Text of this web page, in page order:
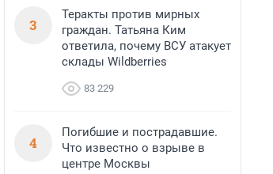
3
Теракты против мирных
граждан. Татьяна Ким
ответила, почему ВСУ атакует
склады Wildberries
83 229
4
Погибшие и пострадавшие.
Что известно о взрыве в
центре Москвы